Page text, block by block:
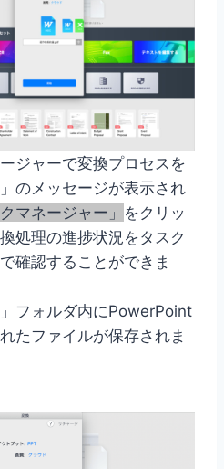
ージャーで変換プロセスを
のメッセージが表示され
クマネージャー」 をクリッ
処理の進捗状況をタスク
確認することができま
フォルダ内にPowerPoint
たファイルが保存されま